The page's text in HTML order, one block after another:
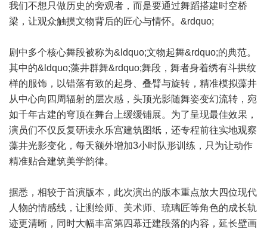
我们不想只做历史的旁观者，而是要通过舞蹈搭建时空桥
梁，让观众触摸文物背后的匠心与情怀。&rdquo;
剧中多个核心舞段被称为&ldquo;文物起舞&rdquo;的典范。
其中的&ldquo;藻井群舞&rdquo;舞段，舞者身着绣有斗拱纹
样的服饰，以错落有致的起身、叠臂与旋转，精准模拟藻井
从中心向四周辐射的层次感，头顶光影随舞姿变幻流转，宛
如千年古建的穹顶在舞台上缓缓铺展。为了呈现最佳效果，
演员们不仅反复研读永乐宫建筑图纸，还专程前往实地观察
藻井光影变化，每天额外增加3小时队形训练，只为让动作
精准贴合建筑美学韵律。
据悉，相较于首演版本，此次演出的版本重点放大四位现代
人物的情感线，让测绘师、美术师、琉璃匠等角色的成长轨
迹更清晰，同时大幅丰富第四幕迁建段落的内容，延长壁画